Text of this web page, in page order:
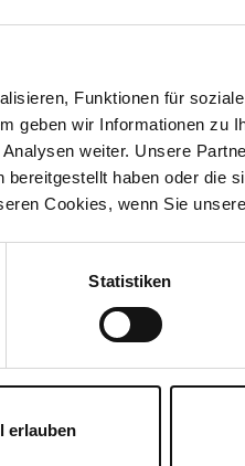
Funktionen für
geben wir Informationen zu
weiter. Unsere
haben oder die
Cookies, wenn Sie
Statistiken
erlauben